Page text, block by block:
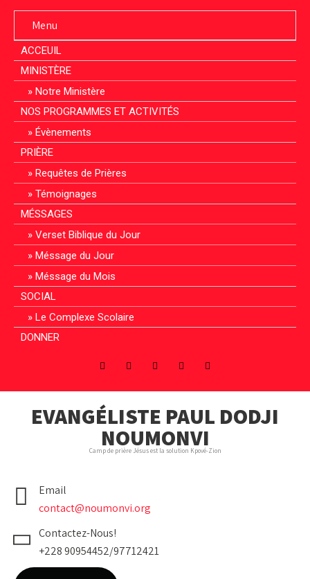
Menu
ACCEUIL
MINISTÈRE
Notre Ministère
NOS PROGRAMMES ET ACTIVITÉS
Évènements
PRIÈRE
Requêtes de Prières
Témoignages
MÉSSAGES
Verset Biblique du Jour
Méssage du Jour
Méssage du Mois
SOCIAL
Le Complexe Scolaire
DONNER
EVANGÉLISTE PAUL DODJI
NOUMONVI
Camp de prière Jésus est la solution Kpové-Zion
Email
contact@noumonvi.org
Contactez-Nous!
+228 90954452/97712421